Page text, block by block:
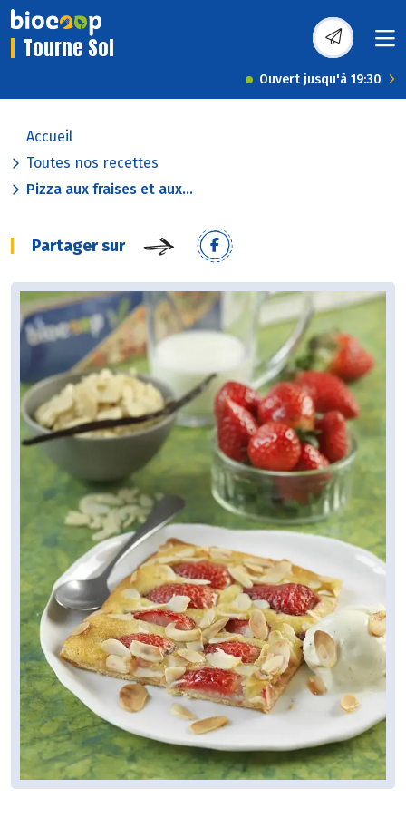
Tourne Sol
Ouvert jusqu'à 19:30
Accueil
Toutes nos recettes
Pizza aux fraises et aux...
Partager sur